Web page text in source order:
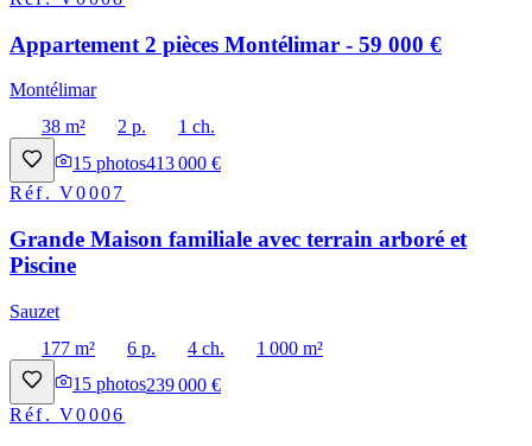
Appartement 2 pièces Montélimar - 59 000 €
Montélimar
38 m²
2 p.
1 ch.
15 photos413 000 €
Réf.V0007
Grande Maison familiale avec terrain arboré et
Piscine
Sauzet
177 m²
6 p. 4 ch.
1 000 m²
15 photos239 000 €
Réf.V0006